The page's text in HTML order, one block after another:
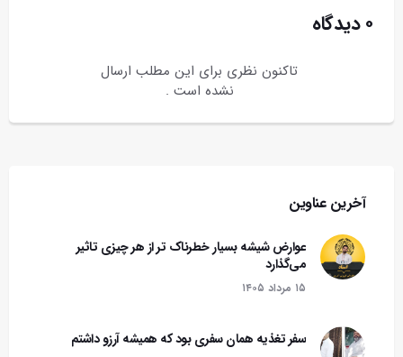
۰ دیدگاه
تاکنون نظری برای این مطلب ارسال
نشده است .
آخرین عناوین
عوارض شیشه بسیار خطرناک تر از هر چیزی تاثیر
می‌گذارد
۱۵ مرداد ۱۴۰۵
سفر تغذیه همان سفری بود که همیشه آرزو داشتم